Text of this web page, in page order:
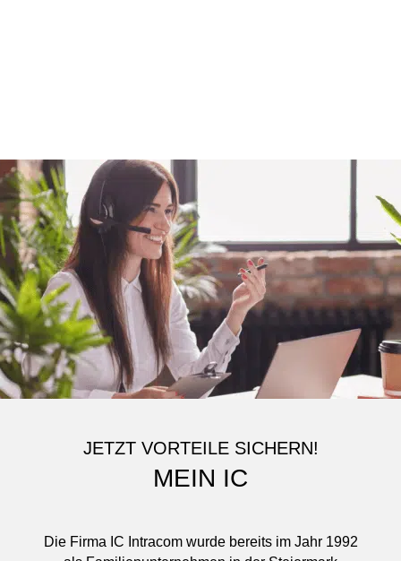
JETZT VORTEILE SICHERN!
MEIN IC
Die Firma IC Intracom wurde bereits im Jahr 1992